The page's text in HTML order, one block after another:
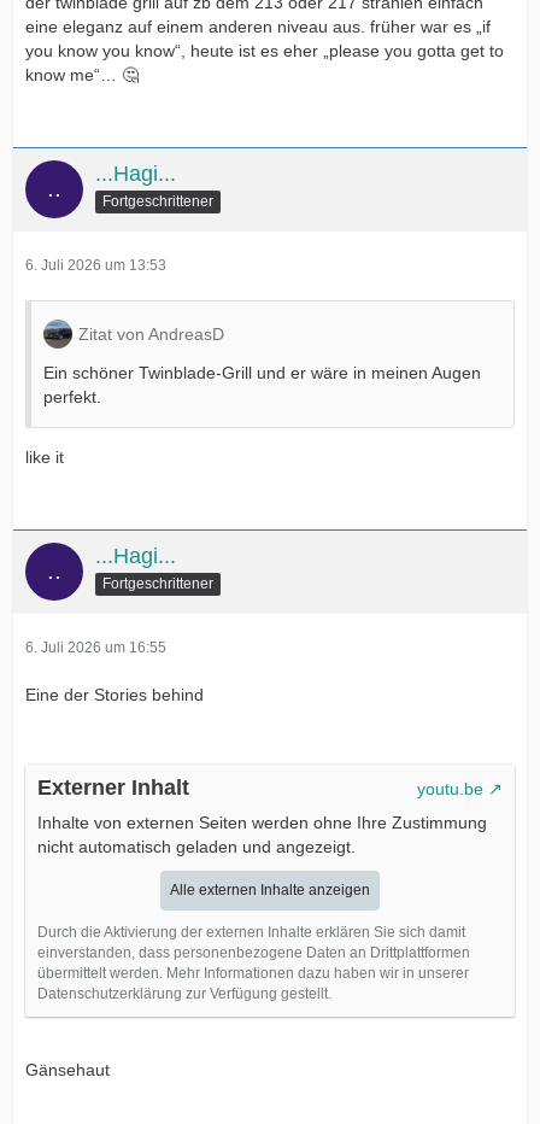
eine eleganz auf einem anderen niveau aus. früher war es „if
you know you know“, heute ist es eher „please you gotta get to
know me“… 🤔
...Hagi...
Fortgeschrittener
6. Juli 2026 um 13:53
Zitat von AndreasD
Ein schöner Twinblade-Grill und er wäre in meinen Augen
perfekt.
like it
...Hagi...
Fortgeschrittener
6. Juli 2026 um 16:55
Eine der Stories behind
Externer Inhalt
youtu.be
Inhalte von externen Seiten werden ohne Ihre Zustimmung
nicht automatisch geladen und angezeigt.
Alle externen Inhalte anzeigen
Durch die Aktivierung der externen Inhalte erklären Sie sich damit
einverstanden, dass personenbezogene Daten an Drittplattformen
übermittelt werden. Mehr Informationen dazu haben wir in unserer
Datenschutzerklärung zur Verfügung gestellt.
Gänsehaut